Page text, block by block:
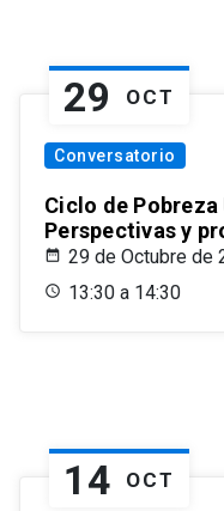
29 OCT
Conversatorio
Ciclo de Pobreza
Perspectivas y
29 de Octubre de
13:30 a 14:30
14 OCT